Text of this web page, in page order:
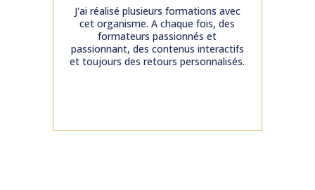
J'ai réalisé plusieurs formations avec
cet organisme. A chaque fois, des
formateurs passionnés et
passionnant, des contenus interactifs
et toujours des retours personnalisés.